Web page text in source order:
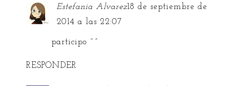
Estefania Alvarez18 de septiembre de
2014 a las 22:07
participo ^^
RESPONDER